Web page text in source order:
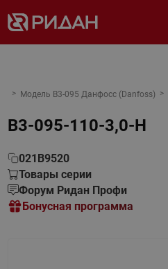
Модель B3-095 Данфосс (Danfoss)
B3-095-110-3,0-H
021B9520
Товары серии
Форум Ридан Профи
Бонусная программа